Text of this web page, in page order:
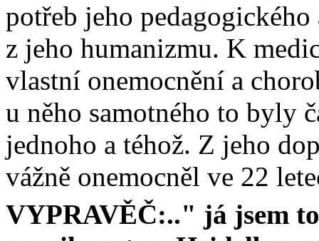
potřeb jeho
z jeho humanizmu. K
vlastní onemocnění a
u něho samotného to byly
jednoho a téhož. Z jeho
vážně onemocněl ve 22
VYPRAVĚČ:.." já jsem